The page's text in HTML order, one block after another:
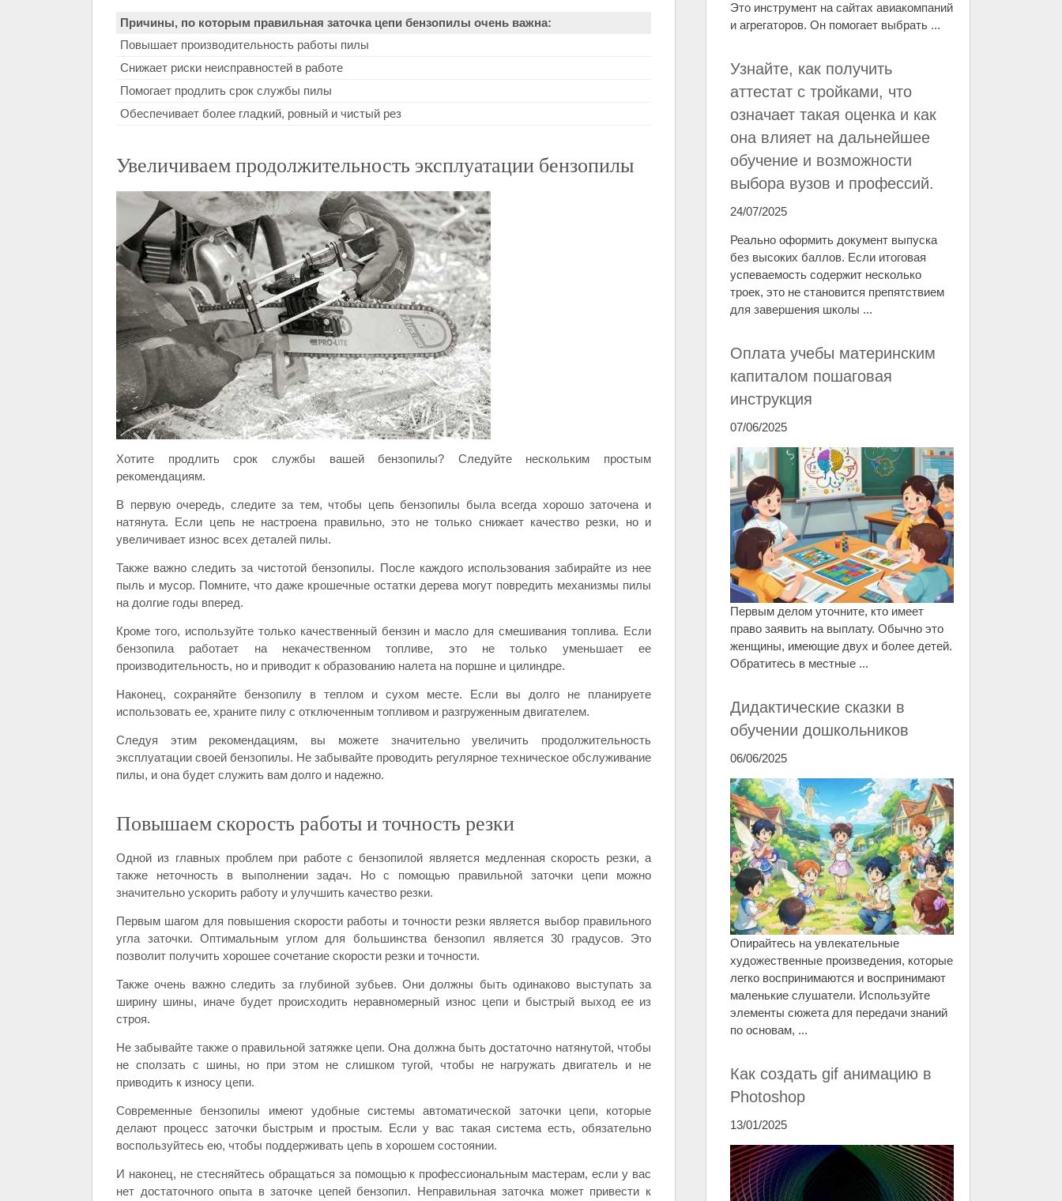
Причины, по которым правильная заточка цепи бензопилы очень важна:
Повышает производительность работы пилы
Снижает риски неисправностей в работе
Помогает продлить срок службы пилы
Обеспечивает более гладкий, ровный и чистый рез
Увеличиваем продолжительность эксплуатации бензопилы
Хотите продлить срок службы вашей бензопилы? Следуйте нескольким простым
рекомендациям.
В первую очередь, следите за тем, чтобы цепь бензопилы была всегда хорошо заточена и
натянута. Если цепь не настроена правильно, это не только снижает качество резки, но и
увеличивает износ всех деталей пилы.
Также важно следить за чистотой бензопилы. После каждого использования забирайте из нее
пыль и мусор. Помните, что даже крошечные остатки дерева могут повредить механизмы пилы
на долгие годы вперед.
Кроме того, используйте только качественный бензин и масло для смешивания топлива. Если
бензопила работает на некачественном топливе, это не только уменьшает ее
производительность, но и приводит к образованию налета на поршне и цилиндре.
Наконец, сохраняйте бензопилу в теплом и сухом месте. Если вы долго не планируете
использовать ее, храните пилу с отключенным топливом и разгруженным двигателем.
Следуя этим рекомендациям, вы можете значительно увеличить продолжительность
эксплуатации своей бензопилы. Не забывайте проводить регулярное техническое обслуживание
пилы, и она будет служить вам долго и надежно.
Повышаем скорость работы и точность резки
Одной из главных проблем при работе с бензопилой является медленная скорость резки, а
также неточность в выполнении задач. Но с помощью правильной заточки цепи можно
значительно ускорить работу и улучшить качество резки.
Первым шагом для повышения скорости работы и точности резки является выбор правильного
угла заточки. Оптимальным углом для большинства бензопил является 30 градусов. Это
позволит получить хорошее сочетание скорости резки и точности.
Также очень важно следить за глубиной зубьев. Они должны быть одинаково выступать за
ширину шины, иначе будет происходить неравномерный износ цепи и быстрый выход ее из
строя.
Не забывайте также о правильной затяжке цепи. Она должна быть достаточно натянутой, чтобы
не сползать с шины, но при этом не слишком тугой, чтобы не нагружать двигатель и не
приводить к износу цепи.
Современные бензопилы имеют удобные системы автоматической заточки цепи, которые
делают процесс заточки быстрым и простым. Если у вас такая система есть, обязательно
воспользуйтесь ею, чтобы поддерживать цепь в хорошем состоянии.
И наконец, не стесняйтесь обращаться за помощью к профессиональным мастерам, если у вас
нет достаточного опыта в заточке цепей бензопил. Неправильная заточка может привести к
Это инструмент на сайтах авиакомпаний
и агрегаторов. Он помогает выбрать ...
Узнайте, как получить
аттестат с тройками, что
означает такая оценка и как
она влияет на дальнейшее
обучение и возможности
выбора вузов и профессий.
24/07/2025
Реально оформить документ выпуска
без высоких баллов. Если итоговая
успеваемость содержит несколько
троек, это не становится препятствием
для завершения школы ...
Оплата учебы материнским
капиталом пошаговая
инструкция
07/06/2025
Первым делом уточните, кто имеет
право заявить на выплату. Обычно это
женщины, имеющие двух и более детей.
Обратитесь в местные ...
Дидактические сказки в
обучении дошкольников
06/06/2025
Опирайтесь на увлекательные
художественные произведения, которые
легко воспринимаются и воспринимают
маленькие слушатели. Используйте
элементы сюжета для передачи знаний
по основам, ...
Как создать gif анимацию в
Photoshop
13/01/2025